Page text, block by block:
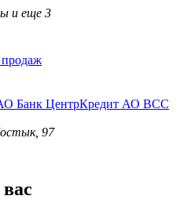
и еще 3
продаж
Банк ЦентрКредит АО BCC
97